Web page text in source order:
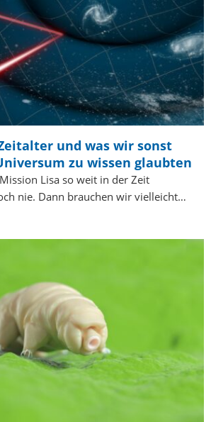
und was wir sonst
zu wissen glaubten
Lisa so weit in der Zeit
nie. Dann brauchen wir vielleicht…